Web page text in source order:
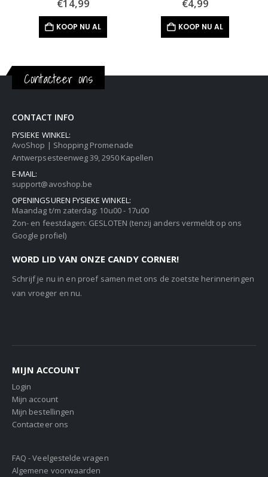
€14,99
KOOP NU AL
€4,99
KOOP NU AL
Contacteer ons
CONTACT INFO
FYSIEKE WINKEL:
AvoShop | Shopping Promenade
Antwerpsesteenweg 39, 2950 Kapellen
E-MAIL:
support@avoshop.be
OPENINGSUREN FYSIEKE WINKEL:
Maandag t/m zaterdag: 10u00 - 17u00
Zon- en feestdagen: GESLOTEN (tenzij anders vermeldt op ons
Google profiel)
WORD LID VAN ONZE CANDY CORNER!
Schrijf je nu in en proef samen met ons de zoetste herinneringen
van vroeger en nu.
MIJN ACCOUNT
Login
Mijn account
Mijn bestellingen
Contacteer ons
FAQ - Veelgestelde vragen
Algemene voorwaarden